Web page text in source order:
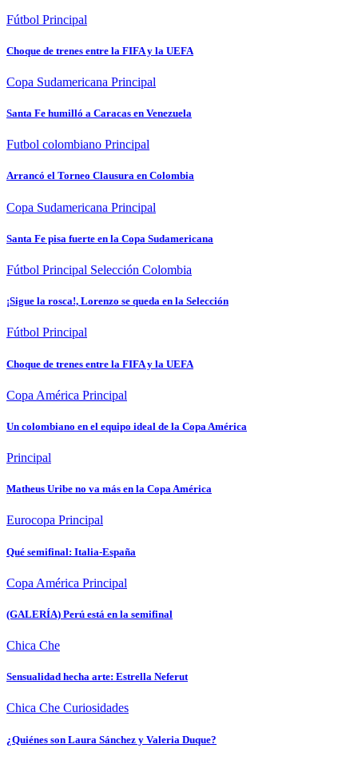
Fútbol Principal
Choque de trenes entre la FIFA y la UEFA
Copa Sudamericana Principal
Santa Fe humilló a Caracas en Venezuela
Futbol colombiano Principal
Arrancó el Torneo Clausura en Colombia
Copa Sudamericana Principal
Santa Fe pisa fuerte en la Copa Sudamericana
Fútbol Principal Selección Colombia
¡Sigue la rosca!, Lorenzo se queda en la Selección
Fútbol Principal
Choque de trenes entre la FIFA y la UEFA
Copa América Principal
Un colombiano en el equipo ideal de la Copa América
Principal
Matheus Uribe no va más en la Copa América
Eurocopa Principal
Qué semifinal: Italia-España
Copa América Principal
(GALERÍA) Perú está en la semifinal
Chica Che
Sensualidad hecha arte: Estrella Neferut
Chica Che Curiosidades
¿Quiénes son Laura Sánchez y Valeria Duque?